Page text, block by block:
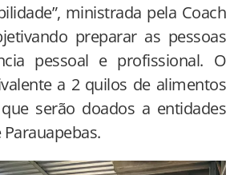
ministrada pela Coach
preparar as pessoas
pessoal e profissional. O
a 2 quilos de alimentos
serão doados a entidades